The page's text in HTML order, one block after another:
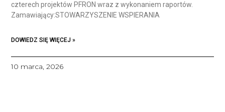
czterech projektów PFRON wraz z wykonaniem raportów.
Zamawiający:STOWARZYSZENIE WSPIERANIA
DOWIEDZ SIĘ WIĘCEJ »
10 marca, 2026